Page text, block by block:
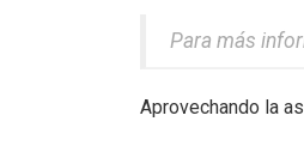
Para más
Aprovechando la